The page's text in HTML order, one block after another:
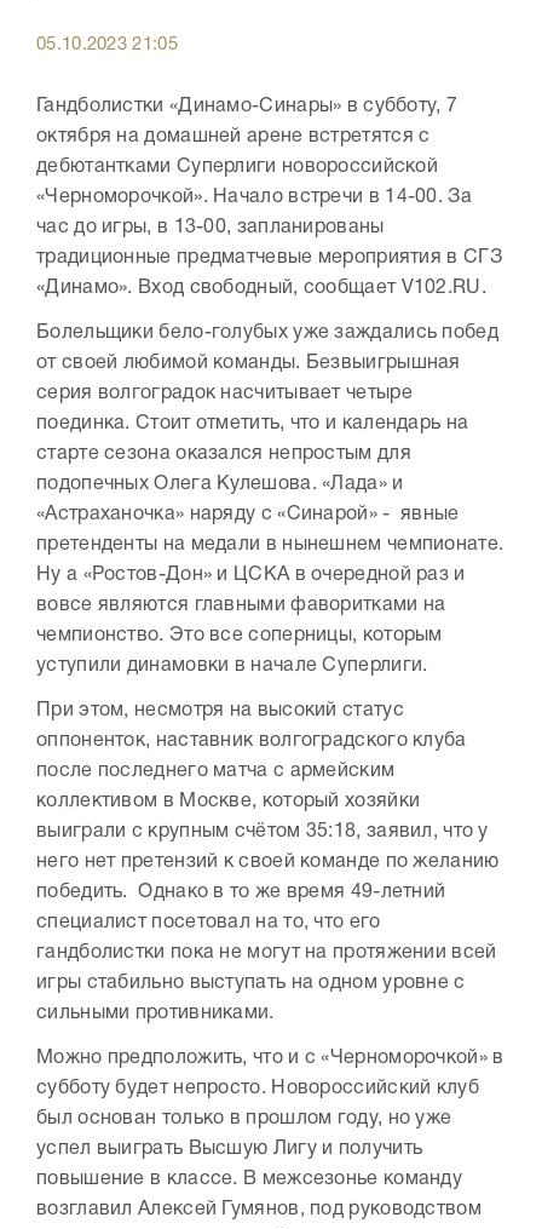
05.10.2023 21:05
Гандболистки «Динамо-Синары» в субботу, 7
октября на домашней арене встретятся с
дебютантками Суперлиги новороссийской
«Черноморочкой». Начало встречи в 14-00. За
час до игры, в 13-00, запланированы
традиционные предматчевые мероприятия в СГЗ
«Динамо». Вход свободный, сообщает V102.RU.
Болельщики бело-голубых уже заждались побед
от своей любимой команды. Безвыигрышная
серия волгоградок насчитывает четыре
поединка. Стоит отметить, что и календарь на
старте сезона оказался непростым для
подопечных Олега Кулешова. «Лада» и
«Астраханочка» наряду с «Синарой» - явные
претенденты на медали в нынешнем чемпионате.
Ну а «Ростов-Дон» и ЦСКА в очередной раз и
вовсе являются главными фаворитками на
чемпионство. Это все соперницы, которым
уступили динамовки в начале Суперлиги.
При этом, несмотря на высокий статус
оппоненток, наставник волгоградского клуба
после последнего матча с армейским
коллективом в Москве, который хозяйки
выиграли с крупным счётом 35:18, заявил, что у
него нет претензий к своей команде по желанию
победить. Однако в то же время 49-летний
специалист посетовал на то, что его
гандболистки пока не могут на протяжении всей
игры стабильно выступать на одном уровне с
сильными противниками.
Можно предположить, что и с «Черноморочкой» в
субботу будет непросто. Новороссийский клуб
был основан только в прошлом году, но уже
успел выиграть Высшую Лигу и получить
повышение в классе. В межсезонье команду
возглавил Алексей Гумянов, под руководством